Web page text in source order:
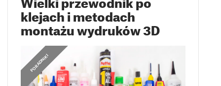
klejach i metodach
montażu wydruków 3D
POLECANE
PORADNIKI